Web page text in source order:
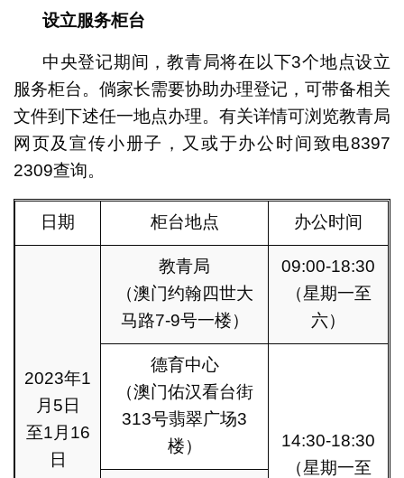
设立服务柜台
中央登记期间，教青局将在以下3个地点设立
服务柜台。倘家长需要协助办理登记，可带备相关
文件到下述任一地点办理。有关详情可浏览教青局
网页及宣传小册子，又或于办公时间致电8397
2309查询。
日期 柜台地点 办公时间
2023年1
月5日
至1月16
日
教青局
（澳门约翰四世大
马路7-9号一楼）
09:00-18:30
（星期一至
六）
德育中心
（澳门佑汉看台街
313号翡翠广场3
楼）
14:30-18:30
（星期一至